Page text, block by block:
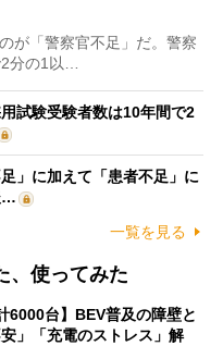
が「警察官不足」だ。警察
2分の1以…
試験受験者数は10年間で2
」に加えて「患者不足」に
…
一覧を見る
、使ってみた
6000台】BEV普及の障壁と
」「充電のストレス」解